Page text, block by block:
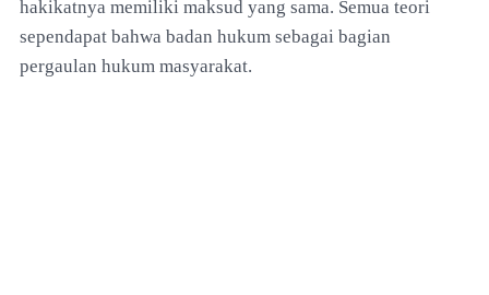
hakikatnya memiliki maksud yang sama. Semua teori
sependapat bahwa badan hukum sebagai bagian
pergaulan hukum masyarakat.